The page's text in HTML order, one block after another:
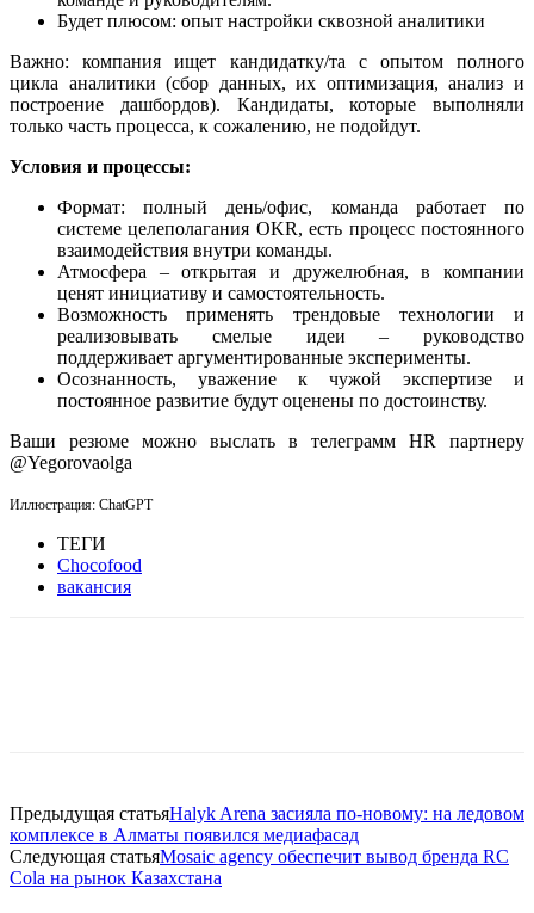
Будет плюсом: опыт настройки сквозной аналитики
Важно: компания ищет кандидатку/та с опытом полного
цикла аналитики (сбор данных, их оптимизация, анализ и
построение дашбордов). Кандидаты, которые выполняли
только часть процесса, к сожалению, не подойдут.
Условия и процессы:
Формат: полный день/офис, команда работает по
системе целеполагания OKR, есть процесс постоянного
взаимодействия внутри команды.
Атмосфера – открытая и дружелюбная, в компании
ценят инициативу и самостоятельность.
Возможность применять трендовые технологии и
реализовывать смелые идеи – руководство
поддерживает аргументированные эксперименты.
Осознанность, уважение к чужой экспертизе и
постоянное развитие будут оценены по достоинству.
Ваши резюме можно выслать в телеграмм HR партнеру
@Yegorovaolga
Иллюстрация: ChatGPT
ТЕГИ
Chocofood
вакансия
Предыдущая статьяHalyk Arena засияла по-новому: на ледовом
комплексе в Алматы появился медиафасад
Следующая статьяMosaic agency обеспечит вывод бренда RC
Cola на рынок Казахстана